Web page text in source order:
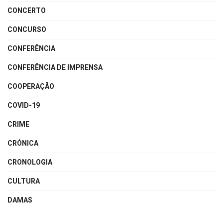
CONCERTO
CONCURSO
CONFERÊNCIA
CONFERÊNCIA DE IMPRENSA
COOPERAÇÃO
COVID-19
CRIME
CRÓNICA
CRONOLOGIA
CULTURA
DAMAS